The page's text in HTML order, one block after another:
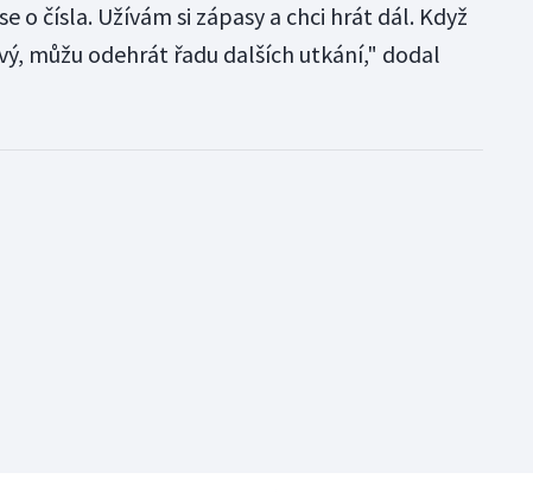
o čísla. Užívám si zápasy a chci hrát dál. Když
můžu odehrát řadu dalších utkání," dodal